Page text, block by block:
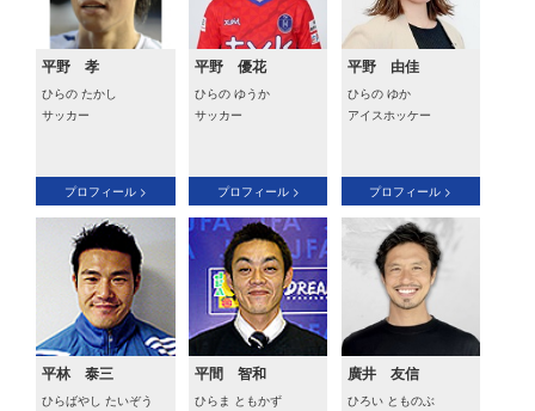
平野 孝
ひらの たかし
サッカー
プロフィール >
平野 優花
ひらの ゆうか
サッカー
プロフィール >
平野 由佳
ひらの ゆか
アイスホッケー
プロフィール >
平林 泰三
ひらばやし たいぞう
平間 智和
ひらま ともかず
廣井 友信
ひろい とものぶ